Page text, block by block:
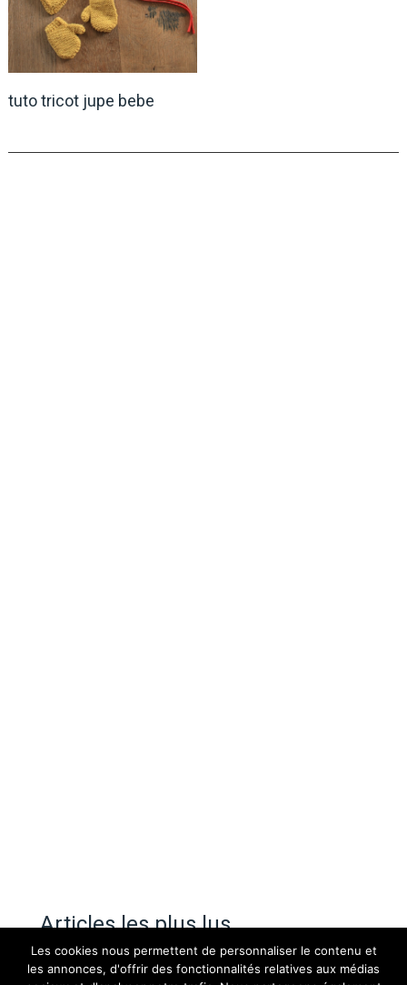
tuto tricot jupe bebe
Articles les plus lus
Les cookies nous permettent de personnaliser le contenu et
les annonces, d'offrir des fonctionnalités relatives aux médias